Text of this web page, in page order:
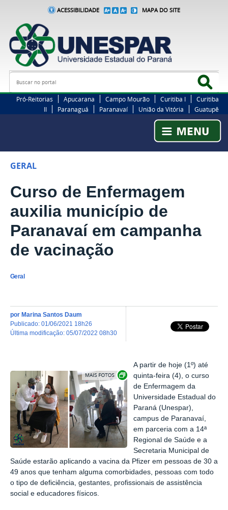
ACESSIBILIDADE MAPA DO SITE
Busca
Pró-Reitorias Apucarana Campo Mourão Curitiba I
Curitiba
II
Paranaguá Paranavaí União da Vitória Guatupê
GERAL
Curso de Enfermagem
auxilia município de
Paranavaí em campanha
de vacinação
Geral
por Marina Santos Daum
publicado: 01/06/2021 18h26
última modificação: 05/07/2022 08h30
Exibir carrossel de imagens
A partir de hoje (1º) até
quinta-feira (4), o curso
de Enfermagem da
Universidade Estadual do
Paraná (Unespar),
campus de Paranavaí,
em parceria com a 14ª
Regional de Saúde e a
Secretaria Municipal de
Saúde estarão aplicando a vacina da Pfizer em pessoas de 30 a
49 anos que tenham alguma comorbidades, pessoas com todo
o tipo de deficiência, gestantes, profissionais de assistência
social e educadores físicos.